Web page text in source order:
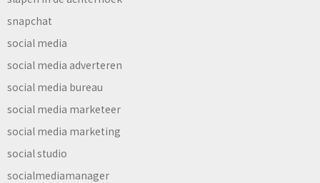
snapchat
social media
social media adverteren
social media bureau
social media marketeer
social media marketing
social studio
socialmediamanager